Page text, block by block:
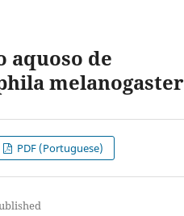
aquoso de
melanogaster
PDF (Portuguese)